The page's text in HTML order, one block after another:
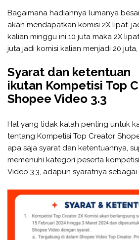
Bagaimana hadiahnya lumanya
akan mendapatkan komisi 2X lipat.
kalian minggu ini 10 juta maka 2X
juta jadi komisi kalian menjadi 20
Syarat dan ketentuan
ikutan Kompetisi Top
Shopee Video 3.3
Hal yang tidak kalah penting untuk
tentang Kompetisi Top Creator
apa saja syarat dan ketentuannya,
memenuhi kategori peserta
Video 3.3, adapun syaratnya sebagai